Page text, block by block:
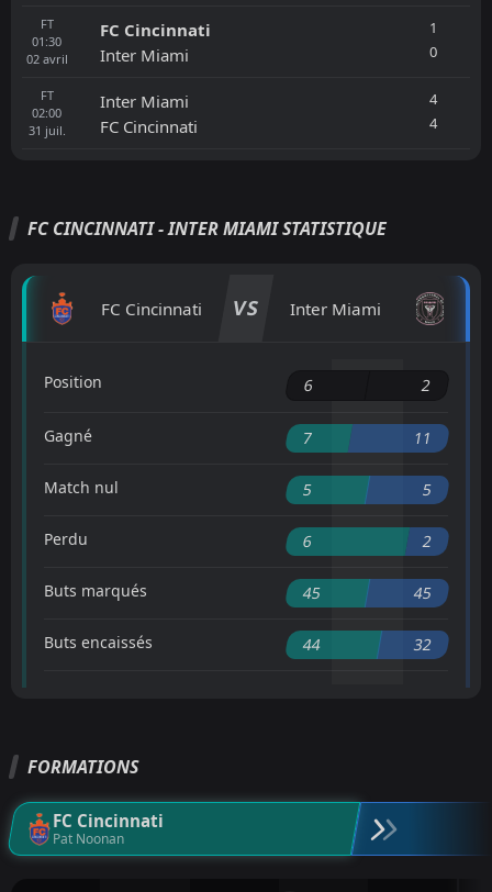
FT
01:30
02 avril
FC Cincinnati
Inter Miami
1
0
FT
02:00
31 juil.
Inter Miami
FC Cincinnati
4
4
FC CINCINNATI - INTER MIAMI STATISTIQUE
FC Cincinnati VS Inter Miami
Position 6 2
Gagné 7 11
Match nul 5 5
Perdu 6 2
Buts marqués 45 45
Buts encaissés 44 32
FORMATIONS
FC Cincinnati
Pat Noonan